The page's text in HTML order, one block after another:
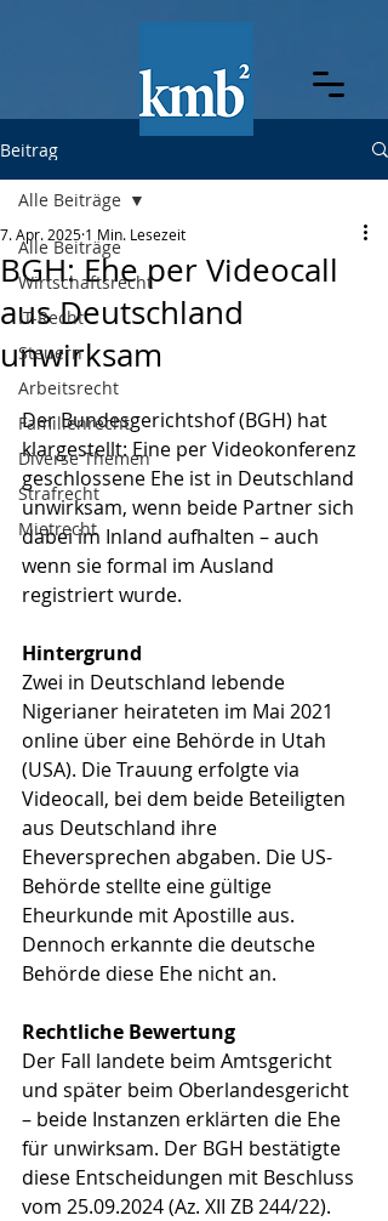
Beitrag
Alle Beiträge
Wirtschaftsrecht
IT-Recht
Steuern
Arbeitsrecht
Familienrecht
Diverse Themen
Strafrecht
Mietrecht
Alle Beiträge
BGH: Ehe per Videocall
aus Deutschland
unwirksam
7. Apr. 2025 1 Min. Lesezeit
Der Bundesgerichtshof (BGH) hat
klargestellt: Eine per Videokonferenz
geschlossene Ehe ist in Deutschland
unwirksam, wenn beide Partner sich
dabei im Inland aufhalten – auch
wenn sie formal im Ausland
registriert wurde.
Hintergrund
Zwei in Deutschland lebende
Nigerianer heirateten im Mai 2021
online über eine Behörde in Utah
(USA). Die Trauung erfolgte via
Videocall, bei dem beide Beteiligten
aus Deutschland ihre
Eheversprechen abgaben. Die US-
Behörde stellte eine gültige
Eheurkunde mit Apostille aus.
Dennoch erkannte die deutsche
Behörde diese Ehe nicht an.
Rechtliche Bewertung
Der Fall landete beim Amtsgericht
und später beim Oberlandesgericht
– beide Instanzen erklärten die Ehe
für unwirksam. Der BGH bestätigte
diese Entscheidungen mit Beschluss
vom 25.09.2024 (Az. XII ZB 244/22).